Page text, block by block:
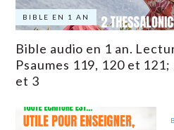
BIBLE EN 1 AN
Bible audio en 1 an.
Psaumes 119, 120 et
et 3